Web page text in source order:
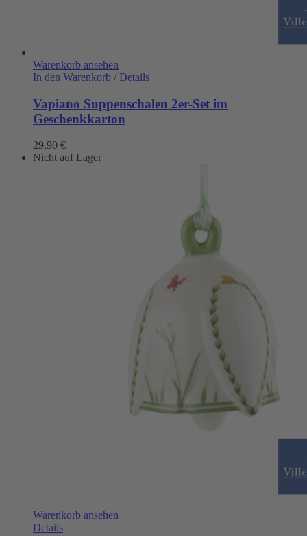
Warenkorb ansehen
In den Warenkorb / Details
Vapiano Suppenschalen 2er-Set im
Geschenkkarton
29,90 €
Nicht auf Lager
Warenkorb ansehen
Details